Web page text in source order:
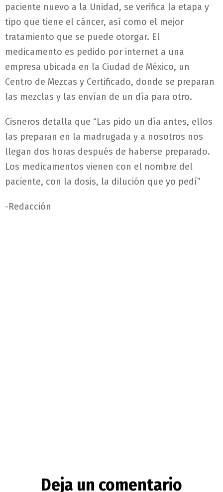
paciente nuevo a la Unidad, se verifica la etapa y
tipo que tiene el cáncer, así como el mejor
tratamiento que se puede otorgar. El
medicamento es pedido por internet a una
empresa ubicada en la Ciudad de México, un
Centro de Mezcas y Certificado, donde se preparan
las mezclas y las envían de un día para otro.
Cisneros detalla que “Las pido un día antes, ellos
las preparan en la madrugada y a nosotros nos
llegan dos horas después de haberse preparado.
Los medicamentos vienen con el nombre del
paciente, con la dosis, la dilución que yo pedí”
-Redacción
Deja un comentario